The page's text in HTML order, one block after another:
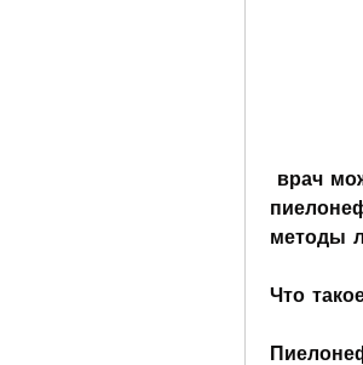
методы
Что